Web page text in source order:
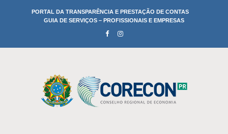
PORTAL DA TRANSPARÊNCIA E PRESTAÇÃO DE CONTAS
GUIA DE SERVIÇOS – PROFISSIONAIS E EMPRESAS